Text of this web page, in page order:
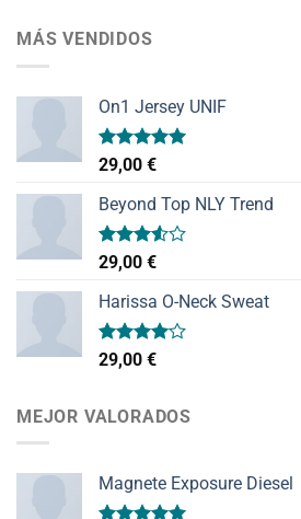
MÁS VENDIDOS
On1 Jersey UNIF
Valorado
con
de 5
29,00 €
Beyond Top NLY Trend
Valorado
con
3.50de
5
29,00 €
Harissa O-Neck Sweat
Valorado
con
29,00 €
MEJOR VALORADOS
Magnete Exposure Diesel